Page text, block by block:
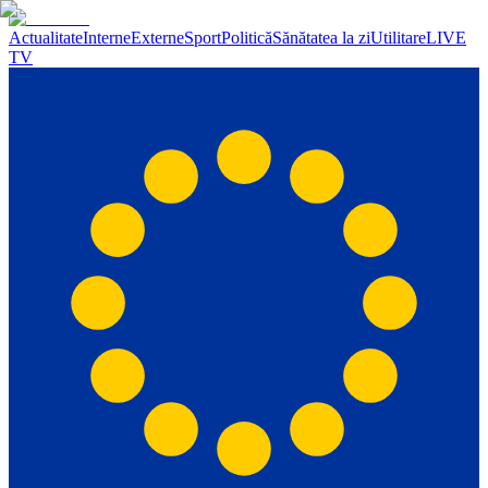
ActualitateInterneExterneSportPoliticăSănătatea la ziUtilitareLIVE
TV